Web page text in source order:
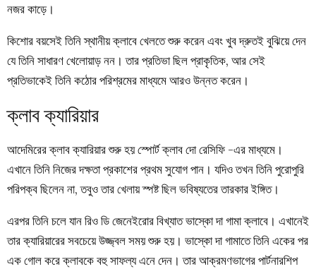
নজর কাড়ে।
কিশোর বয়সেই তিনি স্থানীয় ক্লাবে খেলতে শুরু করেন এবং খুব দ্রুতই বুঝিয়ে দেন
যে তিনি সাধারণ খেলোয়াড় নন। তার প্রতিভা ছিল প্রাকৃতিক, আর সেই
প্রতিভাকেই তিনি কঠোর পরিশ্রমের মাধ্যমে আরও উন্নত করেন।
ক্লাব ক্যারিয়ার
আদেমিরের ক্লাব ক্যারিয়ার শুরু হয় স্পোর্ট ক্লাব দো রেসিফি -এর মাধ্যমে।
এখানে তিনি নিজের দক্ষতা প্রকাশের প্রথম সুযোগ পান। যদিও তখন তিনি পুরোপুরি
পরিপক্ব ছিলেন না, তবুও তার খেলায় স্পষ্ট ছিল ভবিষ্যতের তারকার ইঙ্গিত।
এরপর তিনি চলে যান রিও ডি জেনেইরোর বিখ্যাত ভাস্কো দা গামা ক্লাবে। এখানেই
তার ক্যারিয়ারের সবচেয়ে উজ্জ্বল সময় শুরু হয়। ভাস্কো দা গামাতে তিনি একের পর
এক গোল করে ক্লাবকে বহু সাফল্য এনে দেন। তার আক্রমণভাগের পার্টনারশিপ